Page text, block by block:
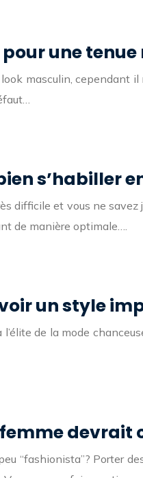
une
masculin, cependant
s’habiller
difficile et vous ne
de manière optimale….
un style
de la mode
femme
“fashionista”? Porter